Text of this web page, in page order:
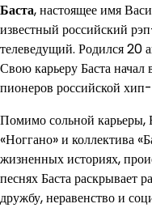
Баста, настоящее имя
известный российский
телеведущий. Родился 20
Свою карьеру Баста
пионеров российской
Помимо сольной карьеры,
«Ноггано» и коллектива
жизненных историях,
песнях Баста раскрывает
дружбу, неравенство и